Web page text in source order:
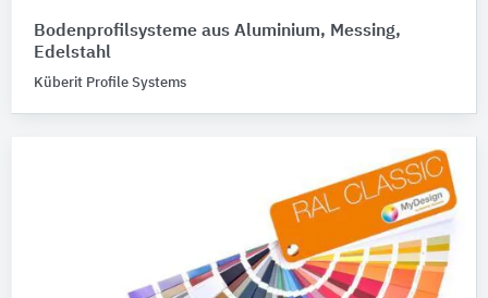
Bodenprofilsysteme aus Aluminium, Messing,
Edelstahl
Küberit Profile Systems